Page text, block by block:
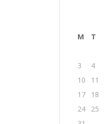
M T
3
4
10
11
17
18
24
25